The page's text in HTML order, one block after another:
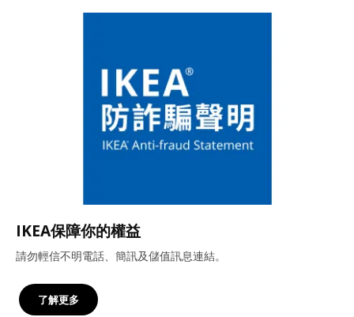
IKEA保障你的權益
請勿輕信不明電話、簡訊及儲值訊息連結。
了解更多